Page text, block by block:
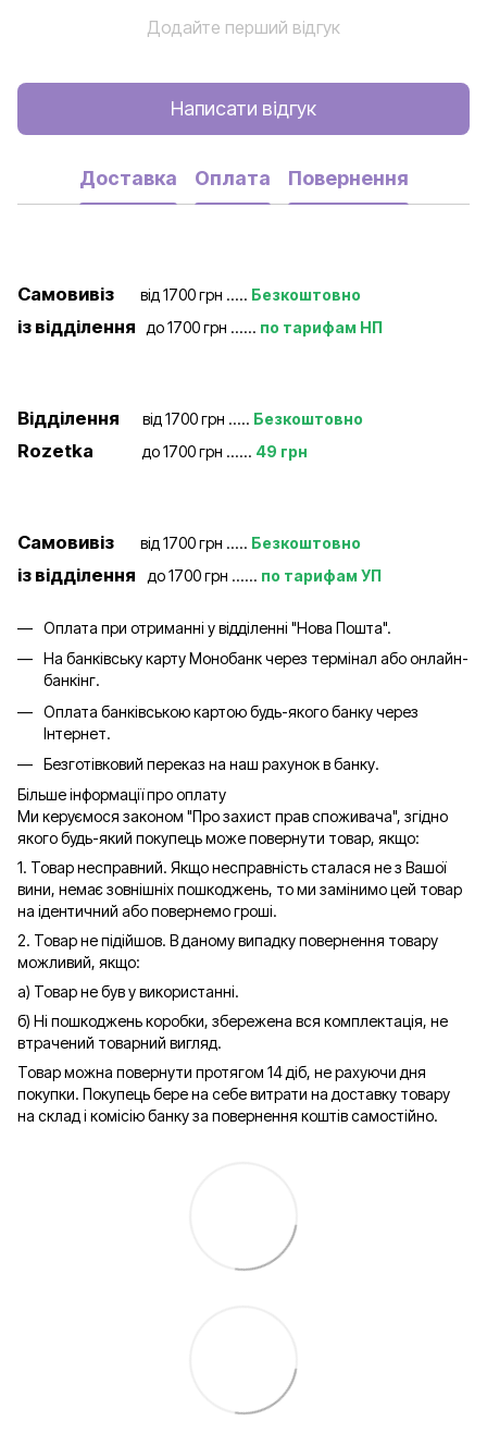
Додайте перший відгук
Написати відгук
Доставка Оплата Повернення
Самовивіз від 1700 грн ..... Безкоштовно
із відділення до 1700 грн ...... по тарифам НП
Відділення від 1700 грн ..... Безкоштовно
Rozetka до 1700 грн ...... 49 грн
Самовивіз від 1700 грн ..... Безкоштовно
із відділення до 1700 грн ...... по тарифам УП
Оплата при отриманні у відділенні "Нова Пошта".
На банківську карту Монобанк через термінал або онлайн-
банкінг.
Оплата банківською картою будь-якого банку через
Інтернет.
Безготівковий переказ на наш рахунок в банку.
Більше інформації про оплату
Ми керуємося законом "Про захист прав споживача", згідно
якого будь-який покупець може повернути товар, якщо:
1. Товар несправний. Якщо несправність сталася не з Вашої
вини, немає зовнішніх пошкоджень, то ми замінимо цей товар
на ідентичний або повернемо гроші.
2. Товар не підійшов. В даному випадку повернення товару
можливий, якщо:
а) Товар не був у використанні.
б) Ні пошкоджень коробки, збережена вся комплектація, не
втрачений товарний вигляд.
Товар можна повернути протягом 14 діб, не рахуючи дня
покупки. Покупець бере на себе витрати на доставку товару
на склад і комісію банку за повернення коштів самостійно.